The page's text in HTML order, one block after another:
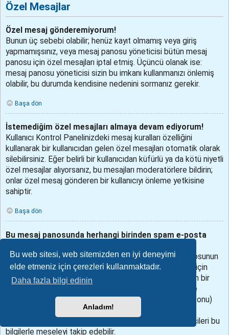
Bu web sitesi, web sitemizden en iyi deneyimi
elde etmeniz için çerezleri kullanmaktadır.
Daha fazla bilgi edinin
Anladım!
Özel Mesajlar
Özel mesaj gönderemiyorum!
Bunun üç sebebi olabilir; henüz kayıt olmamış veya giriş
yapmamışsınız, veya mesaj panosu yöneticisi bütün mesaj
panosu için özel mesajları iptal etmiş. Üçüncü olanak ise:
mesaj panosu yöneticisi sizin bu imkanı kullanmanızı önlemiş
olabilir, bu durumda kendisine nedenini sormanız gerekir.
Başa dön
İstemediğim özel mesajları almaya devam ediyorum!
Kullanıcı Kontrol Panelinizdeki mesaj kuralları özelliğini
kullanarak bir kullanıcıdan gelen özel mesajları otomatik olarak
silebilirsiniz. Eğer belirli bir kullanıcıdan küfürlü ya da kötü niyetli
özel mesajlar alıyorsanız, bu mesajları moderatörlere bildirin;
onlar özel mesaj gönderen bir kullanıcıyı önleme yetkisine
sahiptir.
Başa dön
Bu mesaj panosunda herhangi birinden spam e-posta
Bunu duyduğumuz için üzgünüz. Aslında, bu mesaj panosunun
sunduğu e-posta gönderme işlevi spamdan korunmak için
birçok önlemi almış durumda. Aldığınız spam e-postanın bir
kopyasını mesaj panosu yöneticisine gönderin. Özellikle
aldığınız e-posta’nın başlık kısmını (to (kime), subject (konu)
vs.) iletmeyi unutmayın, bu kısımda e-postayı gönderen
kullanıcı hakkında bilgiler bulunur. Mesaj panosu yöneticileri bu
bilgilerle meseleyi takip edebilir.